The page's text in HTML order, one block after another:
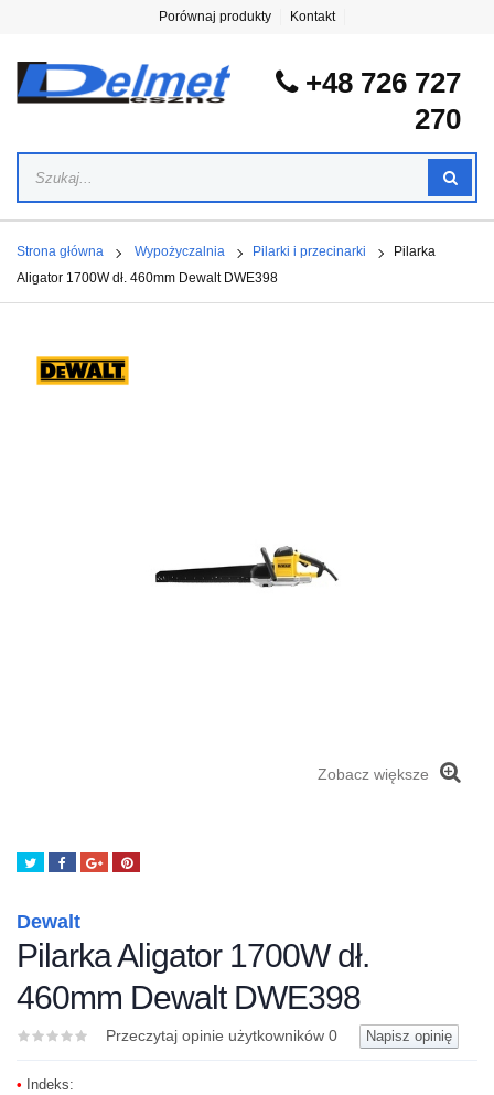
Porównaj produkty Kontakt
+48 726 727
270
Strona główna Wypożyczalnia Pilarki i przecinarki
Pilarka
Aligator 1700W dł. 460mm Dewalt DWE398
Zobacz większe
Dewalt
Pilarka Aligator 1700W dł.
460mm Dewalt DWE398
Przeczytaj opinie użytkowników 0 Napisz opinię
• Indeks: